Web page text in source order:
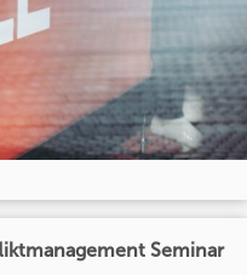
Seminar